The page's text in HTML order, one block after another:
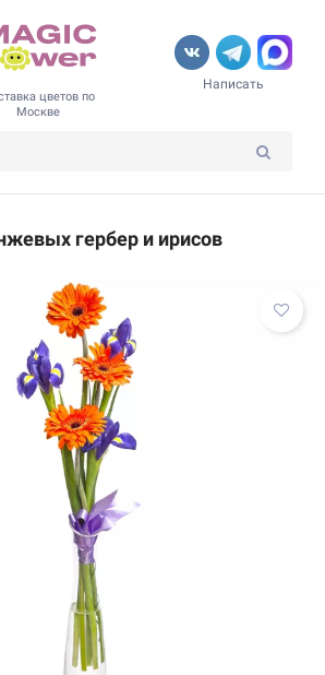
цветов по
Москве
Написать
гербер и ирисов